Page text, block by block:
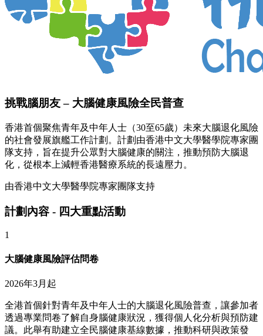
挑戰腦朋友 – 大腦健康風險全民普查
香港首個聚焦青年及中年人士（30至65歲）未來大腦退化風險
的社會發展旗艦工作計劃。計劃由香港中文大學醫學院專家團
隊支持，旨在提升公眾對大腦健康的關注，推動預防大腦退
化，從根本上減輕香港醫療系統的長遠壓力。
由香港中文大學醫學院專家團隊支持
計劃內容 - 四大重點活動
1
大腦健康風險評估問卷
2026年3月起
全港首個針對青年及中年人士的大腦退化風險普查，讓參加者
透過專業問卷了解自身腦健康狀況，獲得個人化分析與預防建
議。此舉有助建立全民腦健康基線數據，推動科研與政策發